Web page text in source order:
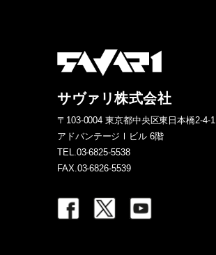
サヴァリ株式会社
〒103-0004 東京都中央区東日本橋2-4-1
アドバンテージⅠビル 6階
TEL.03-6825-5538
FAX.03-6826-5539